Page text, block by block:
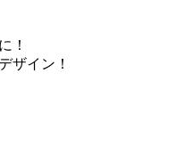
！
ザイン！